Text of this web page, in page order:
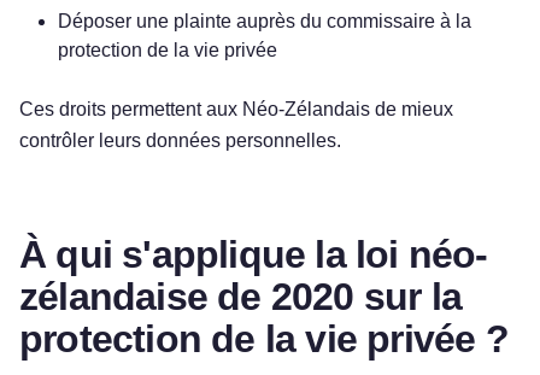
Déposer une plainte auprès du commissaire à la
protection de la vie privée
Ces droits permettent aux Néo-Zélandais de mieux
contrôler leurs données personnelles.
À qui s'applique la loi néo-
zélandaise de 2020 sur la
protection de la vie privée ?